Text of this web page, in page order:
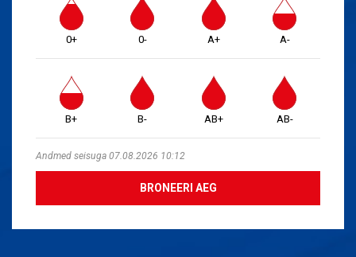
0+ 0- A+ A-
B+ B- AB+ AB-
Andmed seisuga 07.08.2026 10:12
BRONEERI AEG